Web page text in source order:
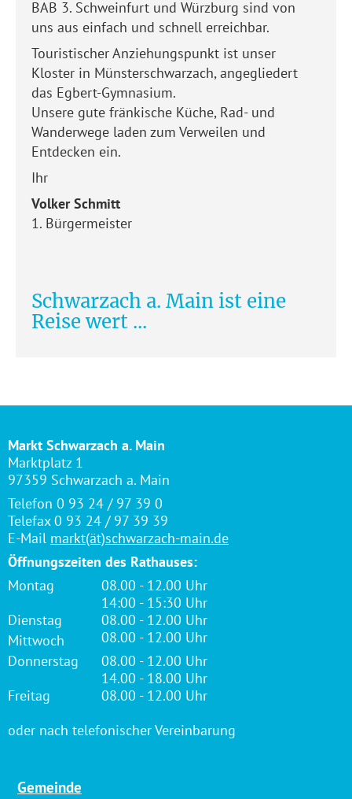
BAB 3. Schweinfurt und Würzburg sind von
uns aus einfach und schnell erreichbar.
Touristischer Anziehungspunkt ist unser
Kloster in Münsterschwarzach, angegliedert
das Egbert-Gymnasium.
Unsere gute fränkische Küche, Rad- und
Wanderwege laden zum Verweilen und
Entdecken ein.
Ihr
Volker Schmitt
1. Bürgermeister
Schwarzach a. Main ist eine
Reise wert ...
Markt Schwarzach a. Main
Marktplatz 1
97359 Schwarzach a. Main
Telefon 0 93 24 / 97 39 0
Telefax 0 93 24 / 97 39 39
E-Mail markt(ät)schwarzach-main.de
Öffnungszeiten des Rathauses:
Montag
08.00 - 12.00 Uhr
14:00 - 15:30 Uhr
Dienstag
08.00 - 12.00 Uhr
Mittwoch
08.00 - 12.00 Uhr
Donnerstag
08.00 - 12.00 Uhr
14.00 - 18.00 Uhr
Freitag
08.00 - 12.00 Uhr
oder nach telefonischer Vereinbarung
Gemeinde